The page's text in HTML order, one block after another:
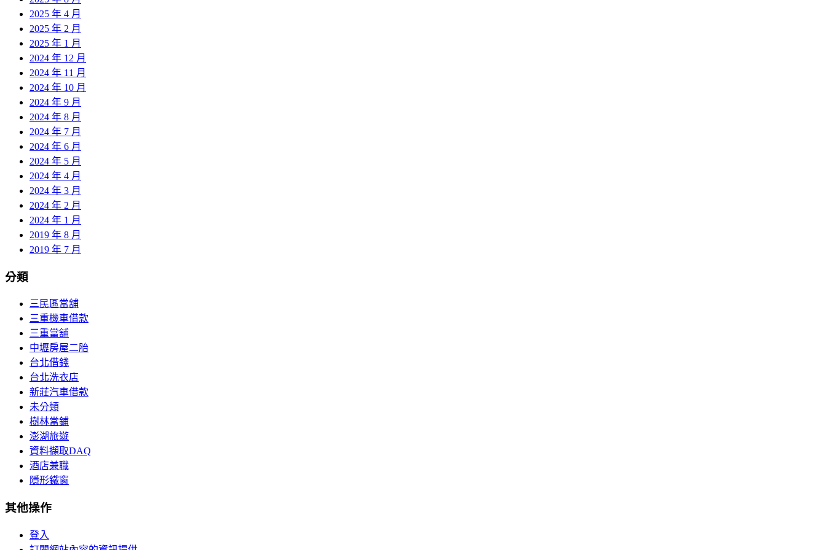
2025 年 4 月
2025 年 2 月
2025 年 1 月
2024 年 12 月
2024 年 11 月
2024 年 10 月
2024 年 9 月
2024 年 8 月
2024 年 7 月
2024 年 6 月
2024 年 5 月
2024 年 4 月
2024 年 3 月
2024 年 2 月
2024 年 1 月
2019 年 8 月
2019 年 7 月
分類
三民區當舖
三重機車借款
三重當舖
中壢房屋二胎
台北借錢
台北洗衣店
新莊汽車借款
未分類
樹林當鋪
澎湖旅遊
資料擷取DAQ
酒店兼職
隱形鐵窗
其他操作
登入